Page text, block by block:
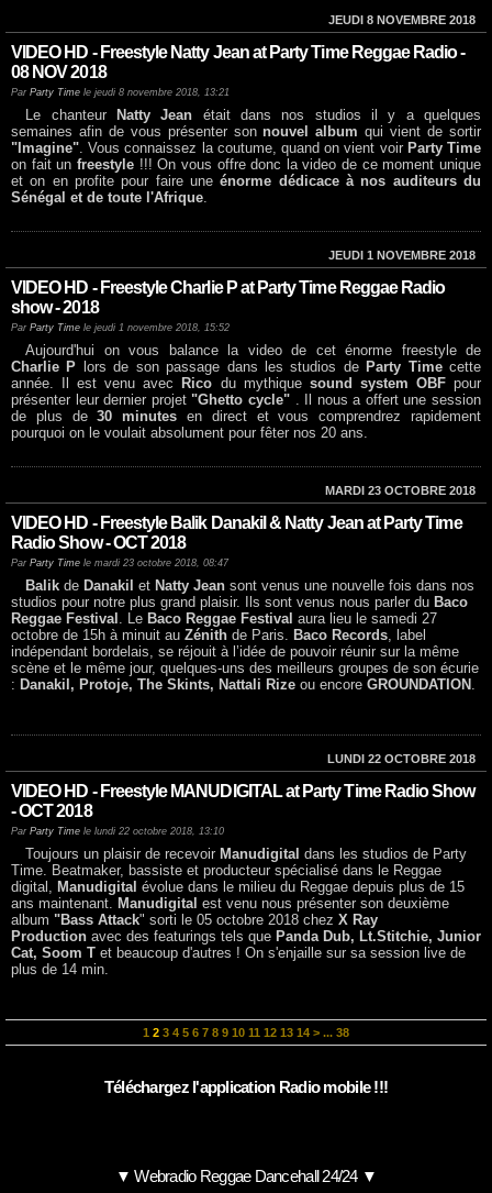
JEUDI 8 NOVEMBRE 2018
VIDEO HD - Freestyle Natty Jean at Party Time Reggae Radio -
08 NOV 2018
Par Party Time le jeudi 8 novembre 2018, 13:21
Le chanteur Natty Jean était dans nos studios il y a quelques
semaines afin de vous présenter sonnouvel album qui vient de sortir
"Imagine". Vous connaissez la coutume, quand on vient voir Party Time
on fait un freestyle!!! On vous offre donc la video de ce moment unique
et on en profite pour faire uneénorme dédicace à nos auditeurs du
Sénégal et de toute l'Afrique.
JEUDI 1 NOVEMBRE 2018
VIDEO HD - Freestyle Charlie P at Party Time Reggae Radio
show - 2018
Par Party Time le jeudi 1 novembre 2018, 15:52
Aujourd'hui on vous balance la video de cet énorme freestyle de
Charlie P
lors de son passage dans les studios de Party Timecette
année. Il est venu avec
Rico du mythique sound system OBFpour
présenter leur dernier projet "Ghetto cycle". Il nous a offert une session
de plus de30 minutes en direct et vous comprendrez rapidement
pourquoi on le voulait absolument pour fêter nos 20 ans.
MARDI 23 OCTOBRE 2018
VIDEO HD - Freestyle Balik Danakil & Natty Jean at Party Time
Radio Show - OCT 2018
Par Party Time le mardi 23 octobre 2018, 08:47
Balikde Danakil et Natty Jeansont venus une nouvelle fois dans nos
studios pour notre plus grand plaisir. Ils sont venus nous parler du Baco
Reggae Festival . Le Baco Reggae Festival aura lieu le samedi 27
octobre de 15h à minuit au Zénith de Paris. Baco Records, label
indépendant bordelais, se réjouit à l’idée de pouvoir réunir sur la même
scène et le même jour, quelques-uns des meilleurs groupes de son écurie
: Danakil, Protoje, The Skints, Nattali Rize ou encore GROUNDATION .
LUNDI 22 OCTOBRE 2018
VIDEO HD - Freestyle MANUDIGITAL at Party Time Radio Show
- OCT 2018
Par Party Time le lundi 22 octobre 2018, 13:10
Toujours un plaisir de recevoir Manudigital dans les studios de Party
Time. Beatmaker, bassiste et producteur spécialisé dans le Reggae
digital, Manudigital évolue dans le milieu du Reggae depuis plus de 15
ans maintenant. Manudigital est venu nous présenter son deuxième
album "Bass Attack" sorti le 05 octobre 2018 chez X Ray
Production avec des featurings tels que Panda Dub, Lt.Stitchie, Junior
Cat, Soom T et beaucoup d'autres ! On s'enjaille sur sa session live de
plus de 14 min.
1 2 3 4 5 6 7 8 9 10 11 12 13 14 > ... 38
Téléchargez l'application Radio mobile !!!
▼ Webradio Reggae Dancehall 24/24 ▼